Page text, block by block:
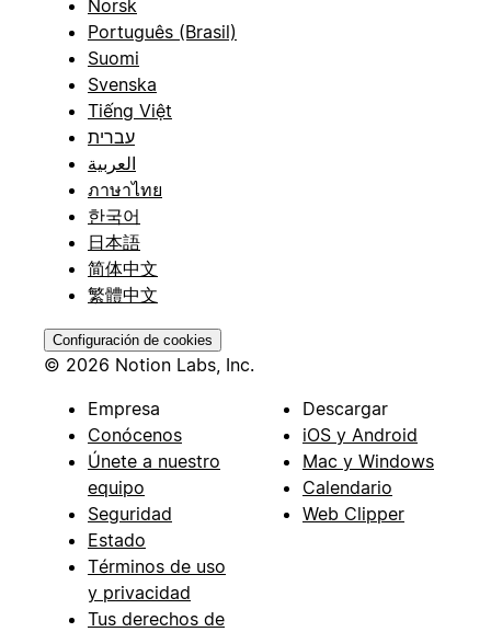
Norsk
Português (Brasil)
Suomi
Svenska
Tiếng Việt
עברית
العربية
ภาษาไทย
한국어
日本語
简体中文
繁體中文
Configuración de cookies
© 2026 Notion Labs, Inc.
Empresa
Conócenos
Únete a nuestro
equipo
Seguridad
Estado
Términos de uso
y privacidad
Tus derechos de
Descargar
iOS y Android
Mac y Windows
Calendario
Web Clipper